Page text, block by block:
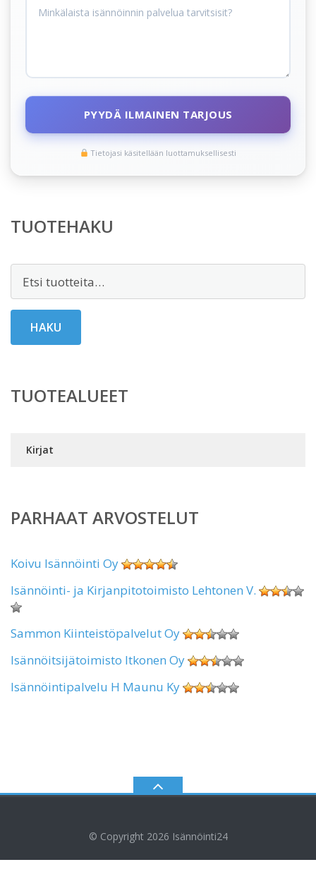
PYYDÄ ILMAINEN TARJOUS
Tietojasi käsitellään luottamuksellisesti
TUOTEHAKU
HAKU
TUOTEALUEET
Kirjat
PARHAAT ARVOSTELUT
Koivu Isännöinti Oy
Isännöinti- ja Kirjanpitotoimisto Lehtonen V.
Sammon Kiinteistöpalvelut Oy
Isännöitsijätoimisto Itkonen Oy
Isännöintipalvelu H Maunu Ky
© Copyright 2026 Isännöinti24